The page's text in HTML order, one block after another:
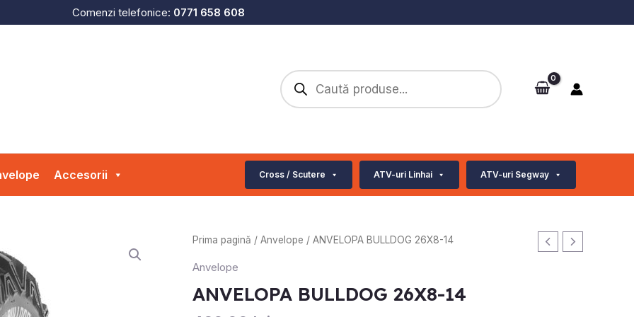
Comenzi telefonice: 0771 658 608
Products
search
Accesorii Cross / Scutere ATV-uri Linhai ATV-uri Segway
Prima pagină / Anvelope / ANVELOPA BULLDOG 26X8-14
Anvelope
ANVELOPA BULLDOG 26X8-14
Cantitate
BULLDOG
26X8-